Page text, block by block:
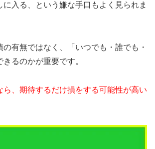
に入る、という嫌な手口もよく見られま
有無ではなく、「いつでも・誰でも・
るのかが重要です。
ら、期待するだけ損をする可能性が高い